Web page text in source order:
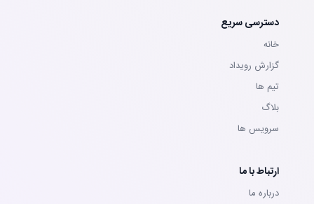
دسترسی سریع
خانه
گزارش رویداد
تيم ها
بلاگ
سرويس ها
ارتباط با ما
درباره ما